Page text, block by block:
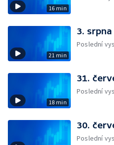
16 min
21 min
3. srpna
Poslední
18 min
31.
Poslední
30.
Poslední